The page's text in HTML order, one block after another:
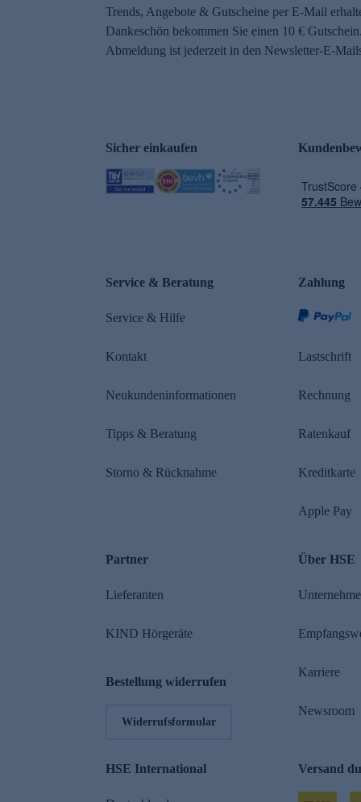
Trends, Angebote & Gutscheine per E-Mail
Dankeschön bekommen Sie einen 10 €
Abmeldung ist jederzeit in den Newsletter-E-
Sicher einkaufen
Service & Beratung
Service & Hilfe
Kontakt
Neukundeninformationen
Tipps & Beratung
Storno & Rücknahme
Zahlung
Lastschrift
Rechnung
Ratenkauf
Kreditkarte
Apple Pay
Partner
Lieferanten
KIND Hörgeräte
Bestellung widerrufen
Widerrufsformular
Über HSE
Karriere
Newsroom
HSE International Versand